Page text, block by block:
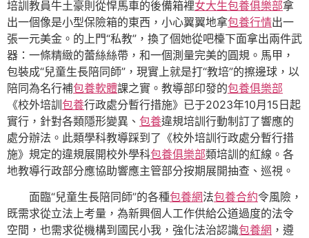
培訓教員牛土豪則從悍馬車的後備箱裡女大生包養俱樂部拿
出一個像是小型保險箱的東西，小心翼翼地拿包養行情出一
張一元美金。的上門“私教”，換了個她從吧檯下面拿出兩件武
器：一條精緻的蕾絲絲帶，和一個測量完美的圓規。馬甲，
包裝成“兒童生長陪同師”，現實上就是打“教培”的擦邊球，以
陪同為名行補包養軟體課之實。教導部印發的包養俱樂部
《校外培訓包養行政處分暫行措施》已于2023年10月15日起
實行，針對各類隱形變異、 包養違規培訓行動制訂了響應的
處分辦法。此類學科教導踩到了《校外培訓行政處分暫行措
施》規定的違規展開校外學科包養俱樂部類培訓的紅線。各
地教導行政部分應協助響應主管部分按期展開抽查、巡視。
面臨“兒童生長陪同師”的各種包養網法包養合約令風險，
既需求從立法上考量，為新興個人工作供給公道過度的法令
空間，也需求從機構到國民小我，強化法治認識包養網 ，遵